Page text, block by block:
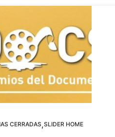
CERRADAS,SLIDER HOME